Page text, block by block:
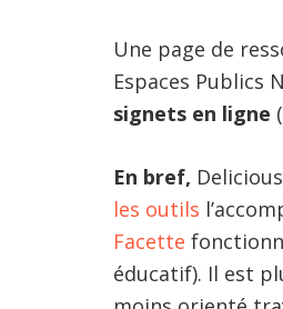
Une page de
Espaces Publics
signets en ligne (
En bref,
les outils
Facette
éducatif). Il est